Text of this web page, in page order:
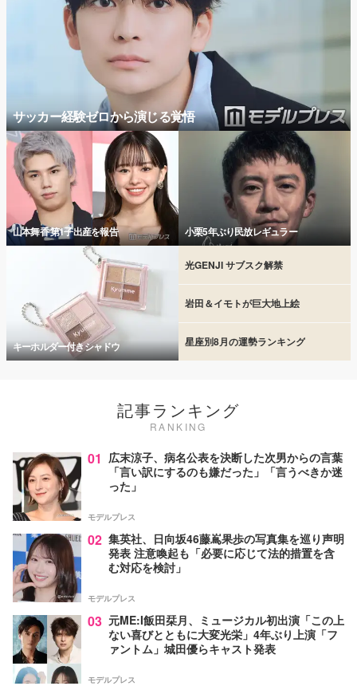
サッカー経験ゼロから演じる覚悟
山本舞香 第1子出産を報告 小栗5年ぶり民放レギュラー
キーホルダー付きシャドウ
光GENJI サブスク解禁
岩田＆イモトが巨大地上絵
星座別8月の運勢ランキング
記事ランキング
RANKING
01 広末涼子、病名公表を決断した次男からの言葉
「言い訳にするのも嫌だった」「言うべきか迷
った」
モデルプレス
02 集英社、日向坂46藤嶌果歩の写真集を巡り声明
発表 注意喚起も「必要に応じて法的措置を含
む対応を検討」
モデルプレス
03 元ME:I飯田栞月、ミュージカル初出演「この上
ない喜びとともに大変光栄」4年ぶり上演「フ
ァントム」城田優らキャスト発表
モデルプレス